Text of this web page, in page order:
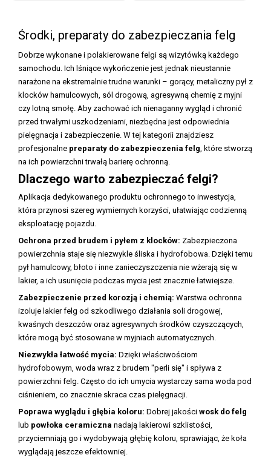
Środki, preparaty do zabezpieczania felg
Dobrze wykonane i polakierowane felgi są wizytówką każdego
samochodu. Ich lśniące wykończenie jest jednak nieustannie
narażone na ekstremalnie trudne warunki – gorący, metaliczny pył z
klocków hamulcowych, sól drogową, agresywną chemię z myjni
czy lotną smołę. Aby zachować ich nienaganny wygląd i chronić
przed trwałymi uszkodzeniami, niezbędna jest odpowiednia
pielęgnacja i zabezpieczenie. W tej kategorii znajdziesz
profesjonalne preparaty do zabezpieczenia felg, które stworzą
na ich powierzchni trwałą barierę ochronną.
Dlaczego warto zabezpieczać felgi?
Aplikacja dedykowanego produktu ochronnego to inwestycja,
która przynosi szereg wymiernych korzyści, ułatwiając codzienną
eksploatację pojazdu.
Ochrona przed brudem i pyłem z klocków: Zabezpieczona
powierzchnia staje się niezwykle śliska i hydrofobowa. Dzięki temu
pył hamulcowy, błoto i inne zanieczyszczenia nie wżerają się w
lakier, a ich usunięcie podczas mycia jest znacznie łatwiejsze.
Zabezpieczenie przed korozją i chemią: Warstwa ochronna
izoluje lakier felg od szkodliwego działania soli drogowej,
kwaśnych deszczów oraz agresywnych środków czyszczących,
które mogą być stosowane w myjniach automatycznych.
Niezwykła łatwość mycia: Dzięki właściwościom
hydrofobowym, woda wraz z brudem "perli się" i spływa z
powierzchni felg. Często do ich umycia wystarczy sama woda pod
ciśnieniem, co znacznie skraca czas pielęgnacji.
Poprawa wyglądu i głębia koloru: Dobrej jakości wosk do felg
lub powłoka ceramiczna nadają lakierowi szklistości,
przyciemniają go i wydobywają głębię koloru, sprawiając, że koła
wyglądają jeszcze efektowniej.